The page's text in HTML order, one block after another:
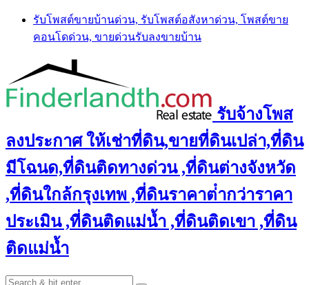
Skip
content
รับโพสต์ขายบ้านด่วน, รับโพสต์อสังหาด่วน, โพสต์ขาย
คอนโดด่วน, ขายด่วนรับลงขายบ้าน
รับจ้างโพส
ลงประกาศ ให้เช่าที่ดิน,ขายที่ดินเปล่า,ที่ดิน
มีโฉนด,ที่ดินติดทางด่วน ,ที่ดินต่างจังหวัด
,ที่ดินใกล้กรุงเทพ ,ที่ดินราคาต่ํากว่าราคา
ประเมิน ,ที่ดินติดแม่น้ำ ,ที่ดินติดเขา ,ที่ดิน
ติดแม่น้ำ